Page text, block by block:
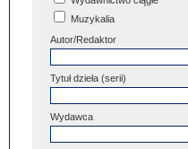
Muzykalia
Autor/Redaktor
Tytuł dzieła (serii)
Wydawca